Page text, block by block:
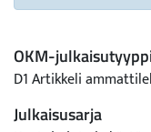
OKM-
D1 Artikkeli
Julkaisusarja